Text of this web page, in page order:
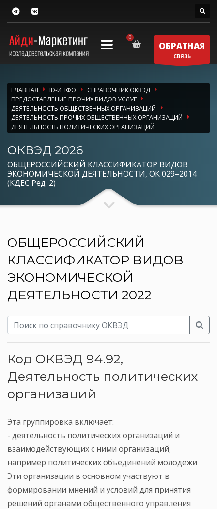
ОБРАТНАЯ
СВЯЗЬ
ГЛАВНАЯ ID-ИНФО
СПРАВОЧНИК ОКВЭД
ПРЕДОСТАВЛЕНИЕ ПРОЧИХ ВИДОВ УСЛУГ
ДЕЯТЕЛЬНОСТЬ ОБЩЕСТВЕННЫХ ОРГАНИЗАЦИЙ
ДЕЯТЕЛЬНОСТЬ ПРОЧИХ ОБЩЕСТВЕННЫХ ОРГАНИЗАЦИЙ
ДЕЯТЕЛЬНОСТЬ ПОЛИТИЧЕСКИХ ОРГАНИЗАЦИЙ
ОКВЭД 2026
ОБЩЕРОССИЙСКИЙ КЛАССИФИКАТОР ВИДОВ
ЭКОНОМИЧЕСКОЙ ДЕЯТЕЛЬНОСТИ, ОК 029–2014
(КДЕС Ред. 2)
ОБЩЕРОССИЙСКИЙ
КЛАССИФИКАТОР ВИДОВ
ЭКОНОМИЧЕСКОЙ
ДЕЯТЕЛЬНОСТИ 2022
Код ОКВЭД 94.92,
Деятельность политических
организаций
Эта группировка включает:
- деятельность политических организаций и
взаимодействующих с ними организаций,
например политических объединений молодежи
Эти организации в основном участвуют в
формировании мнений и условий для принятия
решений органами общественного управления